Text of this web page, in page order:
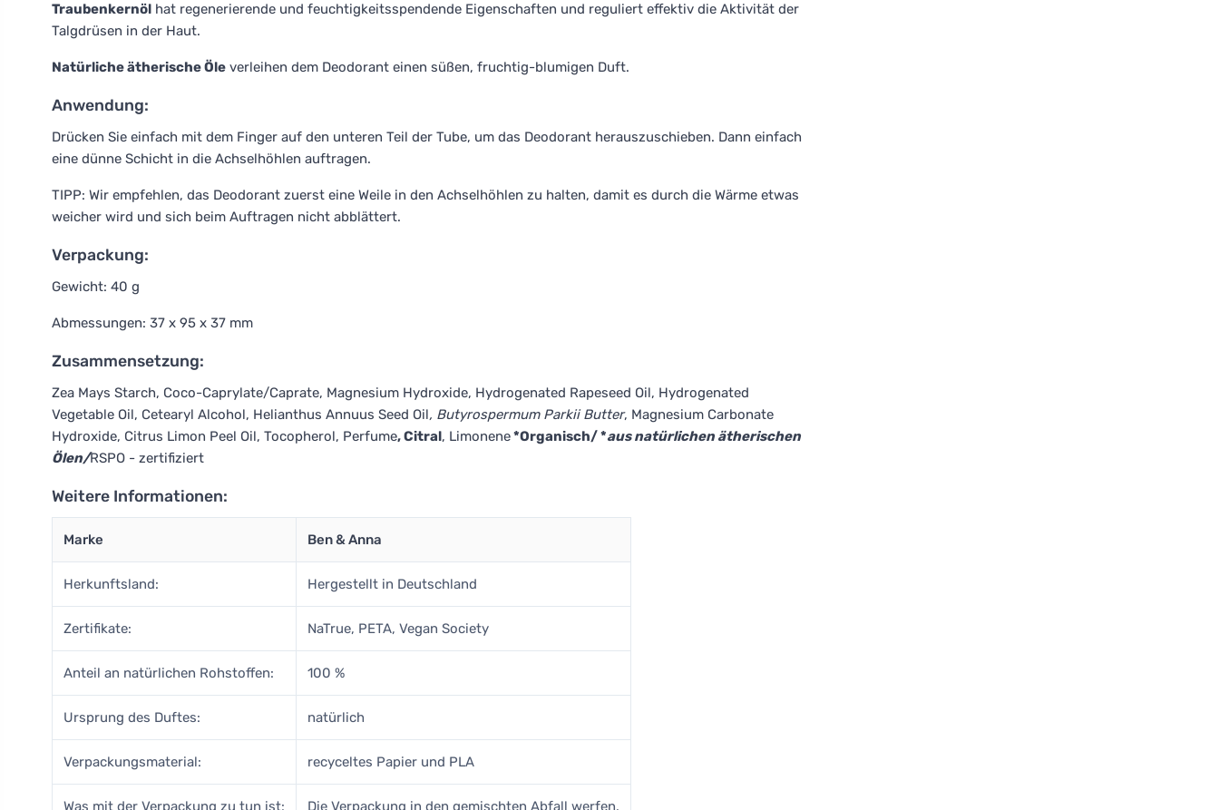
Traubenkernöl hat regenerierende und feuchtigkeitsspendende Eigenschaften und reguliert effektiv die Aktivität der
Talgdrüsen in der Haut.
Natürliche ätherische Öle verleihen dem Deodorant einen süßen, fruchtig-blumigen Duft.
Anwendung:
Drücken Sie einfach mit dem Finger auf den unteren Teil der Tube, um das Deodorant herauszuschieben. Dann einfach
eine dünne Schicht in die Achselhöhlen auftragen.
TIPP: Wir empfehlen, das Deodorant zuerst eine Weile in den Achselhöhlen zu halten, damit es durch die Wärme etwas
weicher wird und sich beim Auftragen nicht abblättert.
Verpackung:
Gewicht: 40 g
Abmessungen: 37 x 95 x 37 mm
Zusammensetzung:
Zea Mays Starch, Coco-Caprylate/Caprate, Magnesium Hydroxide, Hydrogenated Rapeseed Oil, Hydrogenated
Vegetable Oil, Cetearyl Alcohol, Helianthus Annuus Seed Oil, Butyrospermum Parkii Butter, Magnesium Carbonate
Hydroxide, Citrus Limon Peel Oil, Tocopherol, Perfume, Citral, Limonene*Organisch/ *aus natürlichen ätherischen
Ölen/RSPO - zertifiziert
Weitere Informationen:
Marke Ben & Anna
Herkunftsland: Hergestellt in Deutschland
Zertifikate: NaTrue, PETA, Vegan Society
Anteil an natürlichen Rohstoffen: 100 %
Ursprung des Duftes: natürlich
Verpackungsmaterial: recyceltes Papier und PLA
Was mit der Verpackung zu tun ist: Die Verpackung in den gemischten Abfall werfen.